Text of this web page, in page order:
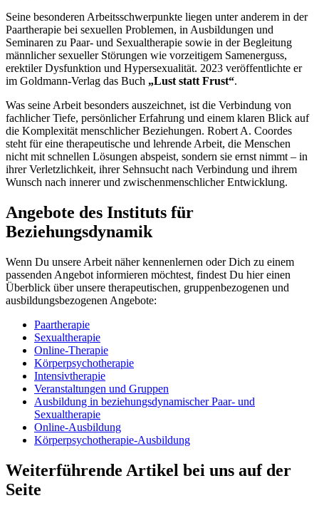
Seine besonderen Arbeitsschwerpunkte liegen unter anderem in der
Paartherapie bei sexuellen Problemen, in Ausbildungen und
Seminaren zu Paar- und Sexualtherapie sowie in der Begleitung
männlicher sexueller Störungen wie vorzeitigem Samenerguss,
erektiler Dysfunktion und Hypersexualität. 2023 veröffentlichte er
im Goldmann-Verlag das Buch „Lust statt Frust“.
Was seine Arbeit besonders auszeichnet, ist die Verbindung von
fachlicher Tiefe, persönlicher Erfahrung und einem klaren Blick auf
die Komplexität menschlicher Beziehungen. Robert A. Coordes
steht für eine therapeutische und lehrende Arbeit, die Menschen
nicht mit schnellen Lösungen abspeist, sondern sie ernst nimmt – in
ihrer Verletzlichkeit, ihrer Sehnsucht nach Verbindung und ihrem
Wunsch nach innerer und zwischenmenschlicher Entwicklung.
Angebote des Instituts für
Beziehungsdynamik
Wenn Du unsere Arbeit näher kennenlernen oder Dich zu einem
passenden Angebot informieren möchtest, findest Du hier einen
Überblick über unsere therapeutischen, gruppenbezogenen und
ausbildungsbezogenen Angebote:
Paartherapie
Sexualtherapie
Online-Therapie
Körperpsychotherapie
Intensivtherapie
Veranstaltungen und Gruppen
Ausbildung in beziehungsdynamischer Paar- und
Sexualtherapie
Online-Ausbildung
Körperpsychotherapie-Ausbildung
Weiterführende Artikel bei uns auf der
Seite